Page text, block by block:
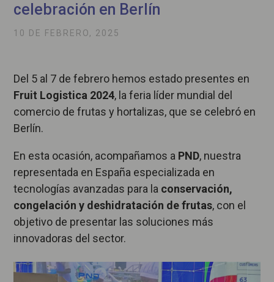
celebración en Berlín
10 DE FEBRERO, 2025
Del 5 al 7 de febrero hemos estado presentes en
Fruit Logistica 2024, la feria líder mundial del
comercio de frutas y hortalizas, que se celebró en
Berlín.
En esta ocasión, acompañamos a PND, nuestra
representada en España especializada en
tecnologías avanzadas para la conservación,
congelación y deshidratación de frutas, con el
objetivo de presentar las soluciones más
innovadoras del sector.